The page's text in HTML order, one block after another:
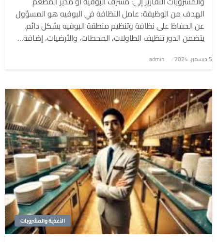
الهدف من الوظيفة: عامل النظافة في البوفيه هو المسؤول
عن الحفاظ على نظافة وتنظيم منطقة البوفيه بشكل دائم.
يتضمن الدور تنظيف الطاولات، المحطات، والأرضيات، إضافة…
نُشر
5 ديسمبر، 2024 admin
الأغذية والمشروبات